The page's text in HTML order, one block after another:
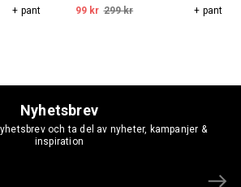
+ pant 99 kr 299 kr + pant
Nyhetsbrev
och ta del av nyheter, kampanjer &
inspiration